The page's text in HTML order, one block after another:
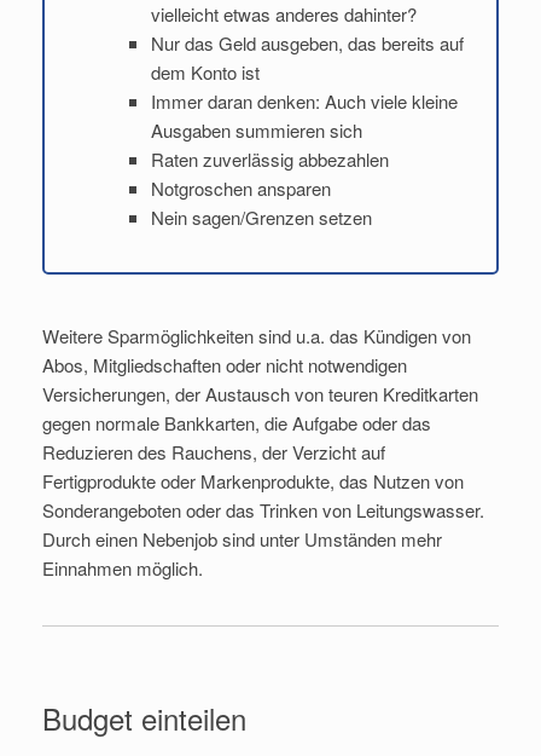
vielleicht etwas anderes dahinter?
Nur das Geld ausgeben, das bereits auf
dem Konto ist
Immer daran denken: Auch viele kleine
Ausgaben summieren sich
Raten zuverlässig abbezahlen
Notgroschen ansparen
Nein sagen/Grenzen setzen
Weitere Sparmöglichkeiten sind u.a. das Kündigen von
Abos, Mitgliedschaften oder nicht notwendigen
Versicherungen, der Austausch von teuren Kreditkarten
gegen normale Bankkarten, die Aufgabe oder das
Reduzieren des Rauchens, der Verzicht auf
Fertigprodukte oder Markenprodukte, das Nutzen von
Sonderangeboten oder das Trinken von Leitungswasser.
Durch einen Nebenjob sind unter Umständen mehr
Einnahmen möglich.
Budget einteilen